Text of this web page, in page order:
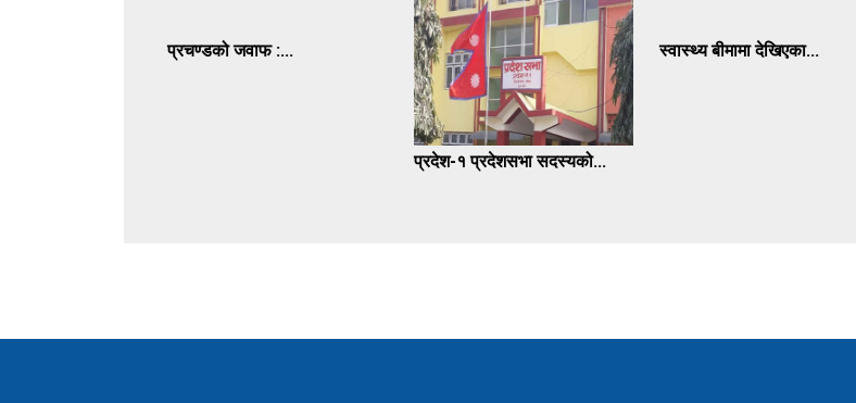
प्रचण्डको जवाफ :...
प्रदेश-१ प्रदेशसभा सदस्यको...
स्वास्थ्य बीमामा देखिएका...